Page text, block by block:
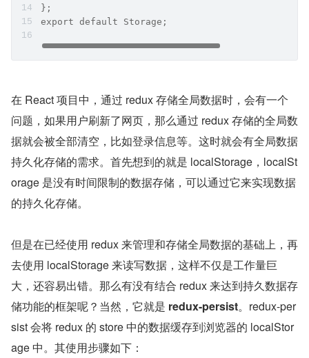
};
export default Storage;
在 React 项目中，通过 redux 存储全局数据时，会有一个
问题，如果用户刷新了网页，那么通过 redux 存储的全局数
据就会被全部清空，比如登录信息等。这时就会有全局数据
持久化存储的需求。首先想到的就是 localStorage，localSt
orage 是没有时间限制的数据存储，可以通过它来实现数据
的持久化存储。
但是在已经使用 redux 来管理和存储全局数据的基础上，再
去使用 localStorage 来读写数据，这样不仅是工作量巨
大，还容易出错。那么有没有结合 redux 来达到持久数据存
储功能的框架呢？当然，它就是 redux-persist。redux-per
sist 会将 redux 的 store 中的数据缓存到浏览器的 localStor
age 中。其使用步骤如下：